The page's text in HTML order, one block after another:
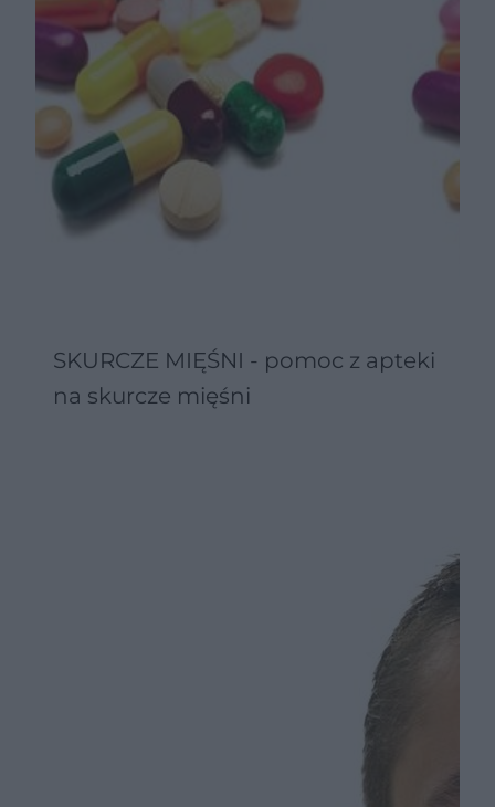
SKURCZE MIĘŚNI - pomoc z apteki
na skurcze mięśni